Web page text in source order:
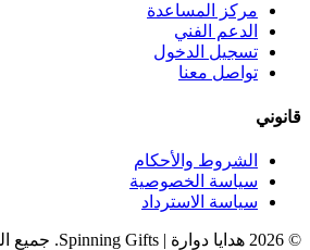
مركز المساعدة
الدعم الفني
تسجيل الدخول
تواصل معنا
قانوني
الشروط والأحكام
سياسة الخصوصية
سياسة الاسترداد
© 2026 هدايا دوارة | Spinning Gifts. جميع الحقوق محفوظة.